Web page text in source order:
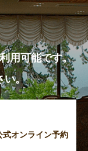
用可能です。
い。
式オンライン予約